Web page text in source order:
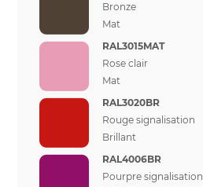
Bronze
Mat
RAL3015MAT
Rose clair
Mat
RAL3020BR
Rouge signalisation
Brillant
RAL4006BR
Pourpre signalisation